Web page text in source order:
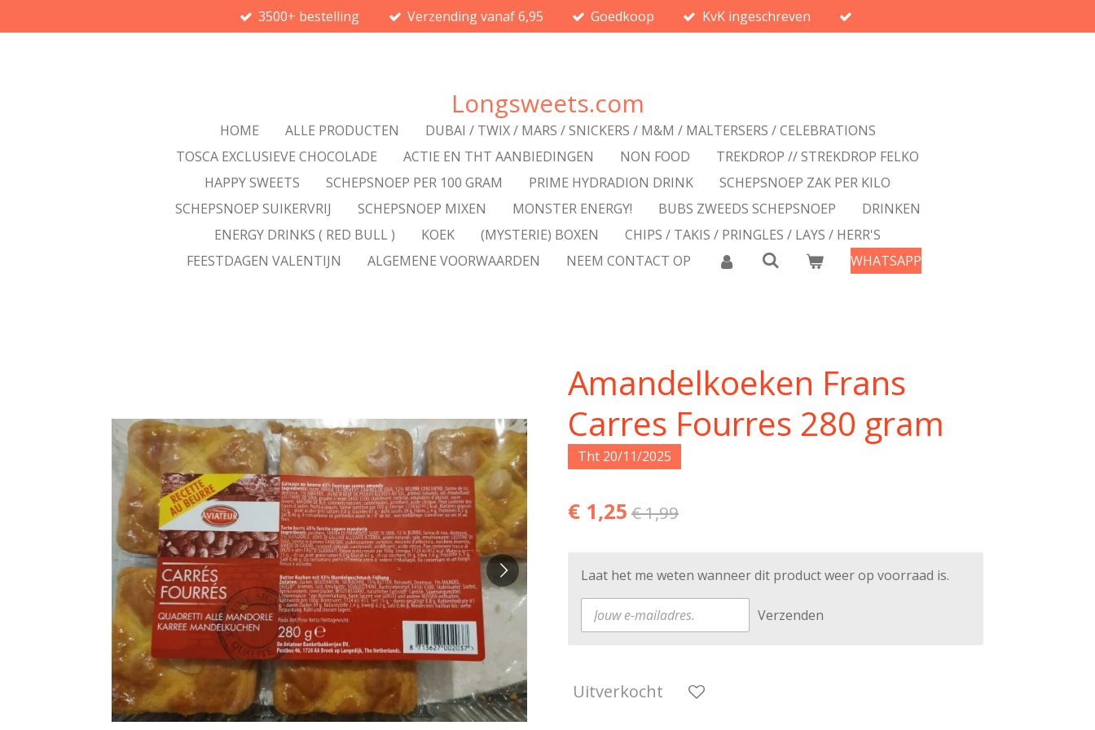
direct
3500+ bestelling Verzending vanaf 6,95 Goedkoop KvK ingeschreven
Longsweets.com
HOME ALLE PRODUCTEN
DUBAI / TWIX / MARS / SNICKERS / M&M / MALTERSERS / CELEBRATIONS
TOSCA EXCLUSIEVE CHOCOLADE
ACTIE EN THT AANBIEDINGEN NON FOOD
TREKDROP // STREKDROP FELKO
HAPPY SWEETS
SCHEPSNOEP PER 100 GRAM PRIME HYDRADION DRINK
SCHEPSNOEP ZAK PER KILO
SCHEPSNOEP SUIKERVRIJ
SCHEPSNOEP MIXEN MONSTER ENERGY! BUBS ZWEEDS SCHEPSNOEP
DRINKEN
ENERGY DRINKS ( RED BULL )
KOEK (MYSTERIE) BOXEN
CHIPS / TAKIS / PRINGLES / LAYS / HERR'S
FEESTDAGEN VALENTIJN
ALGEMENE VOORWAARDEN NEEM CONTACT OP WHATSAPP
Amandelkoeken Frans
Carres Fourres 280 gram
Tht 20/11/2025
€ 1,25 € 1,99
Laat het me weten wanneer dit product weer op voorraad is.
Verzenden
Uitverkocht